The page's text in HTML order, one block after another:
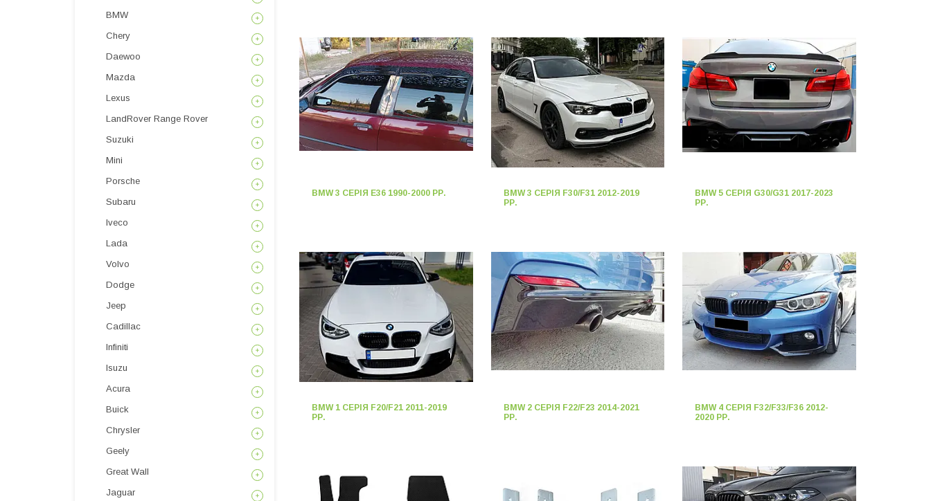
BMW 3 СЕРІЯ E36 1990-2000 РР.
BMW 3 СЕРІЯ F30/F31 2012-2019
РР.
BMW 5 СЕРІЯ G30/G31 2017-2023
РР.
BMW 1 СЕРІЯ F20/F21 2011-2019
РР.
BMW 2 СЕРІЯ F22/F23 2014-2021
РР.
BMW 4 СЕРІЯ F32/F33/F36 2012-
2020 РР.
BMW
Chery
Daewoo
Mazda
Lexus
LandRover Range Rover
Suzuki
Mini
Porsche
Subaru
Iveco
Lada
Volvo
Dodge
Jeep
Cadillac
Infiniti
Isuzu
Acura
Buick
Chrysler
Geely
Great Wall
Jaguar